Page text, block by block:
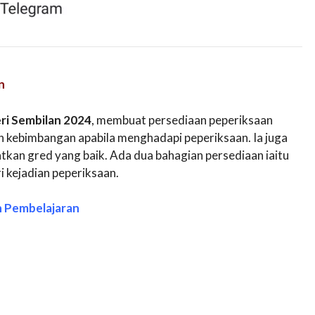
Sembilan 2024, membuat persediaan peperiksaan
apabila menghadapi peperiksaan. Ia juga
gred yang baik. Ada dua bahagian persediaan iaitu
kejadian peperiksaan.
Pembelajaran